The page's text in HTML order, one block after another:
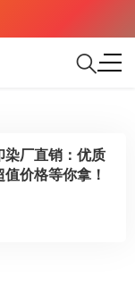
染厂直销：优质
价格等你拿！